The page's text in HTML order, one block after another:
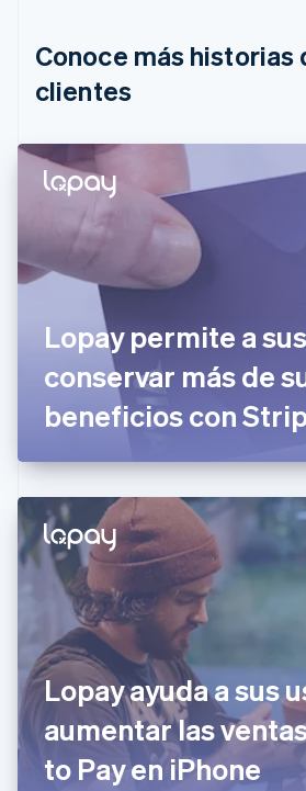
Conoce más historias
clientes
Lopay permite a
conservar más de
beneficios con
Lopay ayuda a sus
aumentar las
to Pay en iPhone
Bulgaria
English
Canadá
China continental
简体中文
Chipre
English
Croacia
English
Dinamarca
English
Emiratos Árabes Unidos
English
Eslovaquia
Eslovenia
España
Estados Unidos
English Español 简体中文
Estonia
English
Finlandia
English Svenska
Francia
Français English
Gibraltar
English
Grecia
English
Hungría